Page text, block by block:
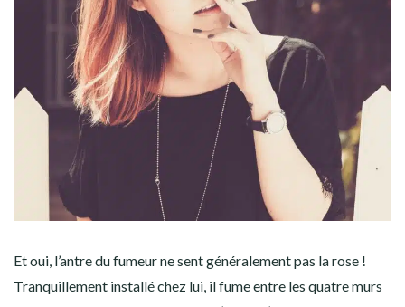
Et oui, l’antre du fumeur ne sent généralement pas la rose !
Tranquillement installé chez lui, il fume entre les quatre murs